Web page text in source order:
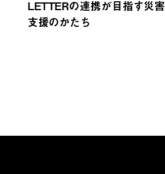
LETTERの連携が目指す災害
支援のかたち